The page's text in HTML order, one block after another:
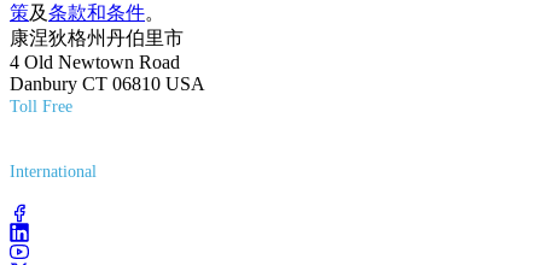
策及条款和条件。
康涅狄格州丹伯里市
4 Old Newtown Road
Danbury CT 06810 USA
Toll Free
International